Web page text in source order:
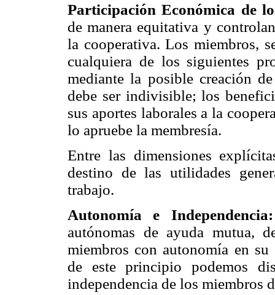
Participación Económica de
de manera equitativa y
la cooperativa. Los miembros,
cualquiera de los siguientes
mediante la posible creación
debe ser indivisible; los
sus aportes laborales a la
lo apruebe la membresía.
Entre las dimensiones
destino de las utilidades
trabajo.
Autonomía e
autónomas de ayuda mutua,
miembros con autonomía en
de este principio podemos
independencia de los miembros